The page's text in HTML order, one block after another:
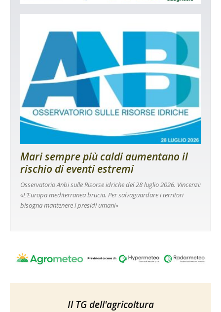
Mari sempre più caldi aumentano il
rischio di eventi estremi
Osservatorio Anbi sulle Risorse idriche del 28 luglio 2026. Vincenzi:
«L’Europa mediterranea brucia. Per salvaguardare i territori
bisogna mantenere i presidi umani»
Il TG dell'agricoltura